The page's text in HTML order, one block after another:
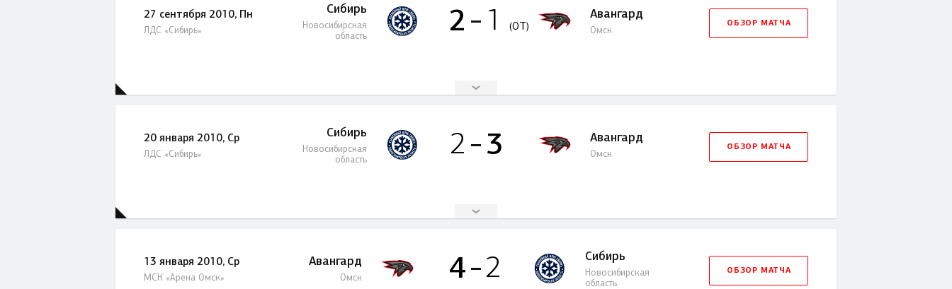
27 сентября 2010, Пн
ЛДС «Сибирь»
Сибирь
Новосибирская
область
2 Авангард
Омск
1(OT) ОБЗОР МАТЧА
20 января 2010, Ср
ЛДС «Сибирь»
Сибирь
Новосибирская
область
2 Авангард
Омск
3 ОБЗОР МАТЧА
13 января 2010, Ср
МСК «Арена Омск»
Авангард
Омск 4 Сибирь
Новосибирская
область
2 ОБЗОР МАТЧА